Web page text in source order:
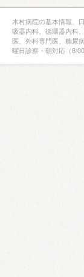
木村病院の基本情報、
吸器内科、循環器内科
医、外科専門医、糖尿
曜日診察・朝対応（